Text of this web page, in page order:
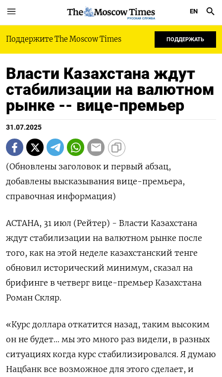
РУССКАЯ СЛУЖБА
EN
Поддержите The Moscow Times ПОДДЕРЖАТЬ
Власти Казахстана ждут
стабилизации на валютном
рынке -- вице-премьер
31.07.2025
(Обновлены заголовок и первый абзац,
добавлены высказывания вице-премьера,
справочная информация)
АСТАНА, 31 июл (Рейтер) - Власти Казахстана
ждут стабилизации на валютном рынке после
того, как на этой неделе казахстанский тенге
обновил исторический минимум, сказал на
брифинге в четверг вице-премьер Казахстана
Роман Скляр.
«Курс доллара откатится назад, таким высоким
он не будет... мы это много раз видели, в разных
ситуациях когда курс стабилизировался. Я думаю
Нацбанк все возможное для этого сделает, и